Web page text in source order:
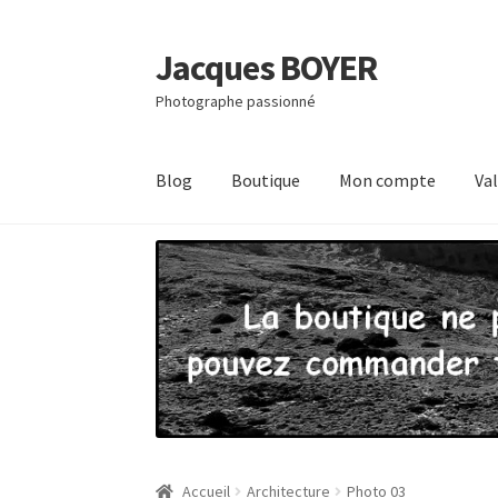
Aller
à
la
Aller
au
contenu
Jacques BOYER
Photographe passionné
Blog Boutique Mon compte
AccueilContactMon comptePanier
Accueil Architecture Photo 03